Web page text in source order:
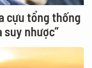
cựu tổng thống
suy nhược”